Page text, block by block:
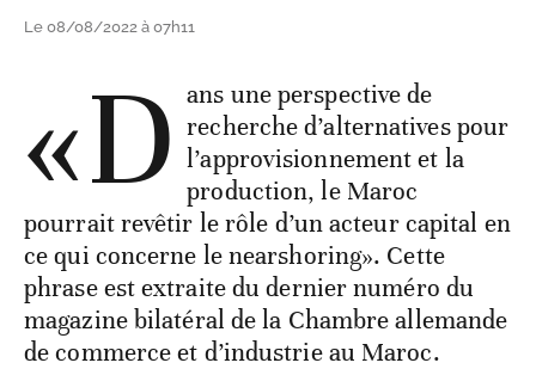
Le 08/08/2022 à 07h11
«D ans une perspective de
recherche d’alternatives pour
l’approvisionnement et la
production, le Maroc
pourrait revêtir le rôle d’un acteur capital en
ce qui concerne le nearshoring». Cette
phrase est extraite du dernier numéro du
magazine bilatéral de la Chambre allemande
de commerce et d’industrie au Maroc.